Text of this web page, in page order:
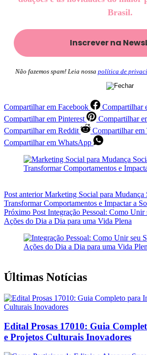
Brasil.
Não fazemos spam! Leia nossa política de
Compartilhar em Facebook
Compartilhar
Compartilhar em Pinterest
Compartilhar
Compartilhar em Reddit
Compartilhar em
Compartilhar em WhatsApp
Post anteriorMarketing Social para Mudança
Transformar Comportamentos e Impactar a
Próximo Post Integração Pessoal: Como Unir
Ações do Dia a Dia para uma Vida Plena
Últimas Notícias
Edital Prosas 17010: Guia
e Projetos Culturais Inovadores